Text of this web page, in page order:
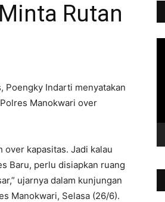
Rutan
Poengky Indarti menyatakan
Manokwari over
over kapasitas. Jadi kalau
Baru, perlu disiapkan ruang
ujarnya dalam kunjungan
Manokwari, Selasa (26/6).